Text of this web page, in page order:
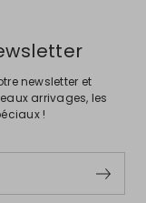
newsletter et
arrivages, les
!